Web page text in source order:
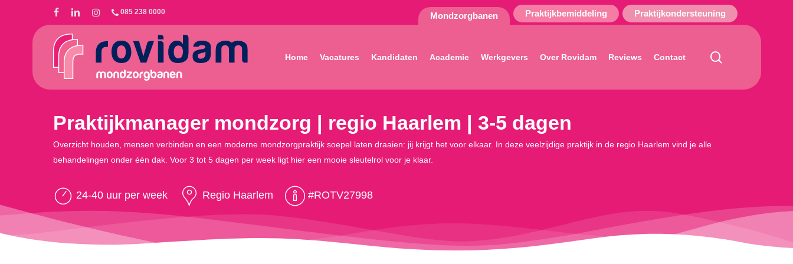
085 238 0000 Mondzorgbanen Praktijkbemiddeling Praktijkondersteuning
Home Vacatures Kandidaten Academie Werkgevers Over Rovidam Reviews Contact
Praktijkmanager mondzorg | regio Haarlem | 3-5 dagen
Overzicht houden, mensen verbinden en een moderne mondzorgpraktijk soepel laten draaien: jij krijgt het voor elkaar. In deze veelzijdige praktijk in de regio Haarlem vind je alle
behandelingen onder één dak. Voor 3 tot 5 dagen per week ligt hier een mooie sleutelrol voor je klaar.
24-40 uur per week Regio Haarlem #ROTV27998